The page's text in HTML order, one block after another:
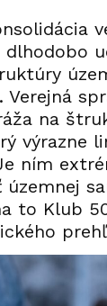
dlhodobo
Verejná
na
výrazne
ním
to Klub